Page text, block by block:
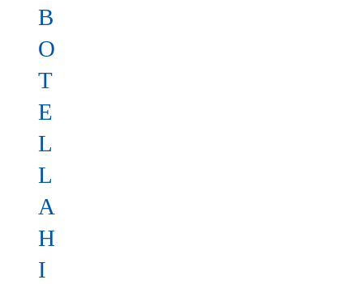
B
O
T
E
L
L
A
H
I